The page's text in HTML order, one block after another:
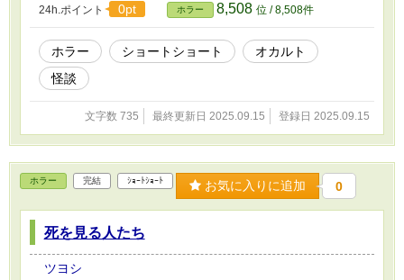
24h.ポイント 0pt ホラー 8,508 位 / 8,508件
ホラー ショートショート
オカルト
怪談
文字数 735 最終更新日 2025.09.15 登録日 2025.09.15
ホラー 完結 ｼｮｰﾄｼｮｰﾄ お気に入りに追加 0
死を見る人たち
ツヨシ